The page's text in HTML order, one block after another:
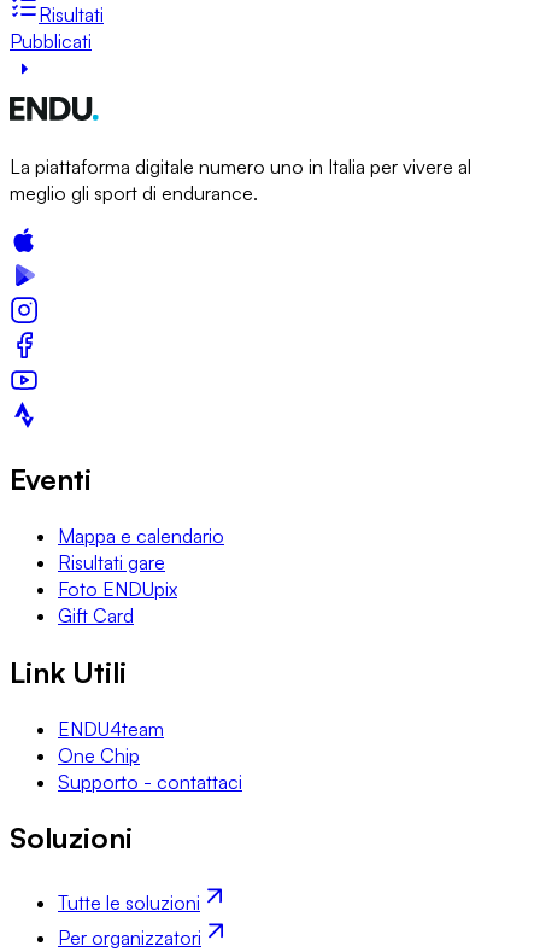
Risultati
Pubblicati
La piattaforma digitale numero uno in Italia per vivere al
meglio gli sport di endurance.
Eventi
Mappa e calendario
Risultati gare
Foto ENDUpix
Gift Card
Link Utili
ENDU4team
One Chip
Supporto - contattaci
Soluzioni
Tutte le soluzioni
Per organizzatori